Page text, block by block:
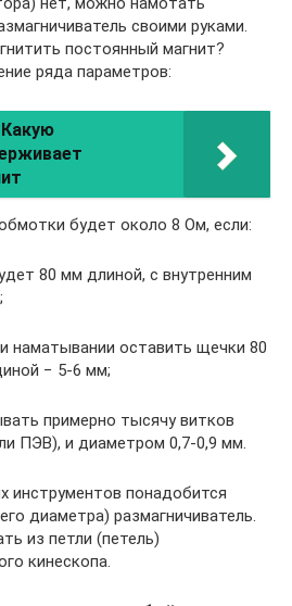
своими руками.
постоянный магнит?
ряда параметров:
Какую
будет около 8 Ом, если:
80 мм длиной, с внутренним
наматывании оставить щечки 80
− 5-6 мм;
примерно тысячу витков
ПЭВ), и диаметром 0,7-0,9 мм.
инструментов понадобится
диаметра) размагничиватель.
из петли (петель)
кинескопа.